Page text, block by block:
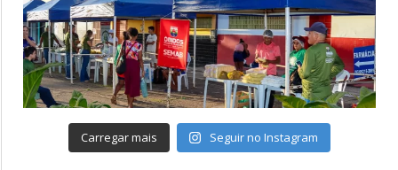
Carregar mais Seguir no Instagram